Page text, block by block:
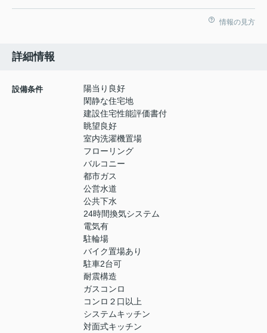
情報の見方
詳細情報
設備条件
陽当り良好
閑静な住宅地
建設住宅性能評価書付
眺望良好
室内洗濯機置場
フローリング
バルコニー
都市ガス
公営水道
公共下水
24時間換気システム
電気有
駐輪場
バイク置場あり
駐車2台可
耐震構造
ガスコンロ
コンロ２口以上
システムキッチン
対面式キッチン